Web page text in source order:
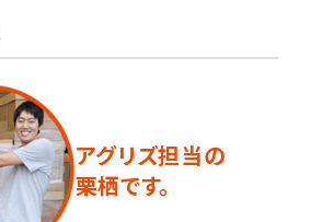
アグリズ担当の
栗栖です。